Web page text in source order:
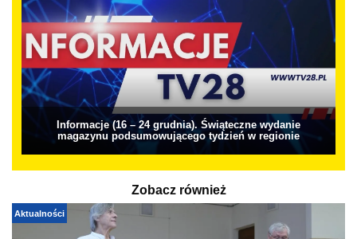
Informacje (16 – 24 grudnia). Świąteczne wydanie
magazynu podsumowującego tydzień w regionie
Zobacz również
Aktualności